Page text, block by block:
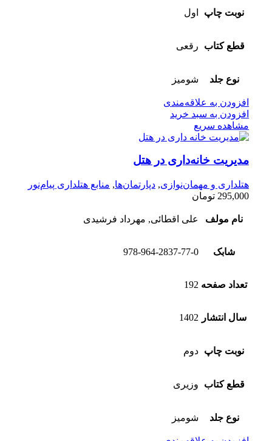
نوبت چاپ اول
قطع کتاب رقعی
نوع جلد شومیز
افزودن به علاقه‌مندی
افزودن به سبد خرید
مشاهده سریع
مدیریت خانه‌داری در هتل
هتلداری و مهمان‌نوازی, دپارتمان‌ها, منابع هتلداری پیام‌نور
295,000 تومان
نام مولف علی اقطائی, مهرداد فرشیدی
شابک 978-964-2837-77-0
تعداد صفحه 192
سال انتشار 1402
نوبت چاپ دوم
قطع کتاب وزیری
نوع جلد شومیز